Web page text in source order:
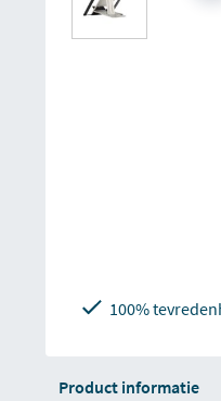
100%
Product informatie